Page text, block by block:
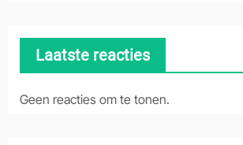
Laatste reacties
Geen reacties om te tonen.